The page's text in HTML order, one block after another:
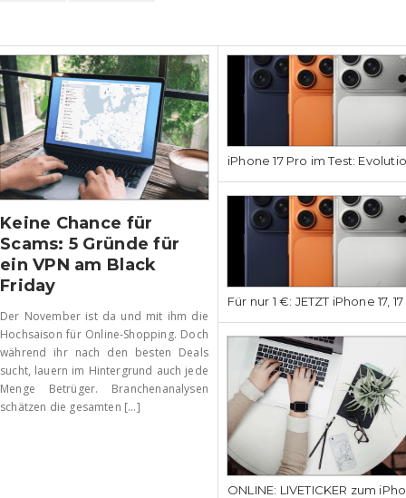
Keine Chance für
Scams: 5 Gründe für
ein VPN am Black
Friday
Der November ist da und mit ihm die
Hochsaison für Online-Shopping. Doch
während ihr nach den besten Deals
sucht, lauern im Hintergrund auch jede
Menge Betrüger. Branchenanalysen
schätzen die gesamten [...]
iPhone 17 Pro im Test:
Für nur 1 €: JETZT iPhone 17,
ONLINE: LIVETICKER zum